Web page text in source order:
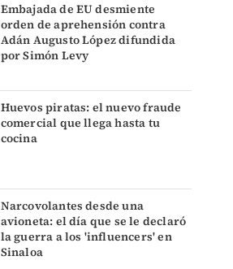
Embajada de EU desmiente
orden de aprehensión contra
Adán Augusto López difundida
por Simón Levy
Huevos piratas: el nuevo fraude
comercial que llega hasta tu
cocina
Narcovolantes desde una
avioneta: el día que se le declaró
la guerra a los 'influencers' en
Sinaloa